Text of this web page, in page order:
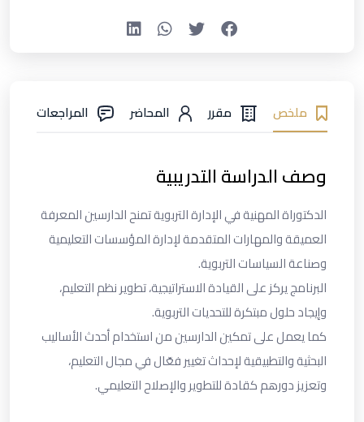
ملخص مقرر المحاضر المراجعات
وصف الدراسة التدريبية
الدكتوراة المهنية في الإدارة التربوية تمنح الدارسين المعرفة
العميقة والمهارات المتقدمة لإدارة المؤسسات التعليمية
وصناعة السياسات التربوية.
البرنامج يركز على القيادة الاستراتيجية، تطوير نظم التعليم،
وإيجاد حلول مبتكرة للتحديات التربوية.
كما يعمل على تمكين الدارسين من استخدام أحدث الأساليب
البحثية والتطبيقية لإحداث تغيير فعّال في مجال التعليم،
وتعزيز دورهم كقادة للتطوير والإصلاح التعليمي.